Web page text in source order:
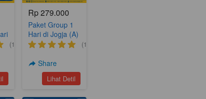
(1)
Rp 279.000
Paket Group 1
Hari di Jogja (A)
(1)
Share
`
Lihat Detil